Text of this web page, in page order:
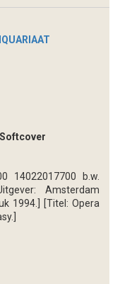
Softcover
14022017700 b.w.
Amsterdam
1994.] [Titel: Opera